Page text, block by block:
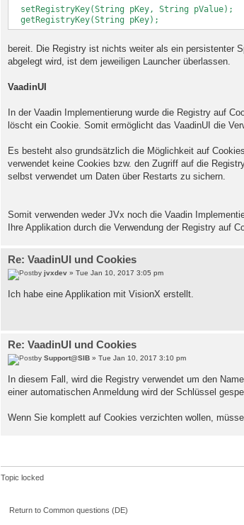
setRegistryKey(String pKey, String pValue);
getRegistryKey(String pKey);
bereit. Die Registry ist nichts weiter als ein persistenter
abgelegt wird, ist dem jeweiligen Launcher überlassen.
VaadinUI
In der Vaadin Implementierung wurde die Registry auf
löscht ein Cookie. Somit ermöglicht das VaadinUI die
Es besteht also grundsätzlich die Möglichkeit auf
verwendet keine Cookies bzw. den Zugriff auf die
selbst verwendet um Daten über Restarts zu sichern.
Somit verwenden weder JVx noch die Vaadin
Ihre Applikation durch die Verwendung der Registry auf
Re: VaadinUI und Cookies
by jvxdev » Tue Jan 10, 2017 3:05 pm
Ich habe eine Applikation mit VisionX erstellt.
Re: VaadinUI und Cookies
by Support@SIB » Tue Jan 10, 2017 3:10 pm
In diesem Fall, wird die Registry verwendet um den
einer automatischen Anmeldung wird der Schlüssel
Wenn Sie komplett auf Cookies verzichten wollen,
Topic locked
Return to Common questions (DE)